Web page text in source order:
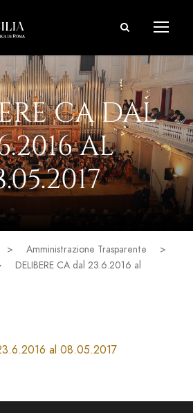
CA DAL
AL
> Amministrazione Trasparente
>
DELIBERE CA dal 23.6.2016 al
al 08.05.2017